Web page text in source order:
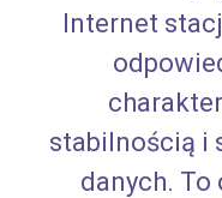
Internet
stabilnością i
danych. To